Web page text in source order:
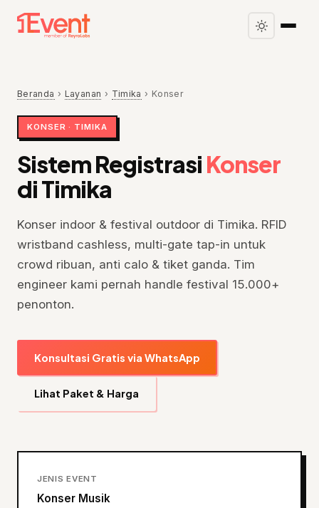
Beranda › Layanan › Timika › Konser
KONSER · TIMIKA
Sistem Registrasi Konser
di Timika
Konser indoor & festival outdoor di Timika. RFID
wristband cashless, multi-gate tap-in untuk
crowd ribuan, anti calo & tiket ganda. Tim
engineer kami pernah handle festival 15.000+
penonton.
Konsultasi Gratis via WhatsApp
Lihat Paket & Harga
JENIS EVENT
Konser Musik